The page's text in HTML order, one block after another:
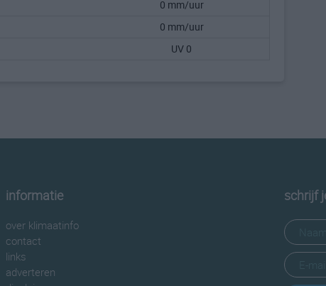
0 mm/uur
0 mm/uur
UV 0
informatie
over klimaatinfo
contact
links
adverteren
schrijf